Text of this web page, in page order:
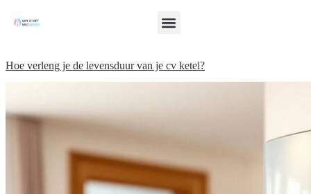
Hoe verleng je de levensduur van je cv ketel?